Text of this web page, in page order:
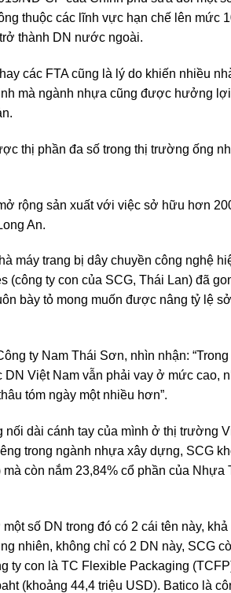
thuộc các lĩnh vực hạn chế lên mức
thành DN nước ngoài.
các FTA cũng là lý do khiến nhiều
mà ngành nhựa cũng được hưởng
thị phần đa số trong thị trường ống
rộng sản xuất với việc sở hữu hơn
An.
máy trang bị dây chuyền công nghệ
ty con của SCG, Thái Lan) đã
bày tỏ mong muốn được nâng tỷ lệ
ty Nam Thái Sơn, nhìn nhận:
Việt Nam vẫn phải vay ở mức cao,
tóm ngày một nhiều hơn”.
dài cánh tay của mình ở thị trường
trong ngành nhựa xây dựng, SCG
còn nắm 23,84% cổ phần của Nhựa
số DN trong đó có 2 cái tên này,
nhiên, không chỉ có 2 DN này, SCG
ty con là TC Flexible Packaging
(khoảng 44,4 triệu USD). Batico là